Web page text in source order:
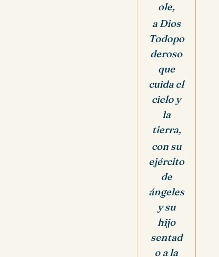
ole,
a Dios
Todopo
deroso
que
cuida el
cielo y
la
tierra,
con su
ejército
de
ángeles
y su
hijo
sentad
o a la